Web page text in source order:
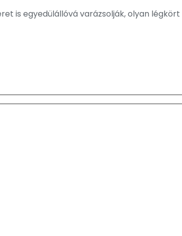
is egyedülállóvá varázsolják, olyan